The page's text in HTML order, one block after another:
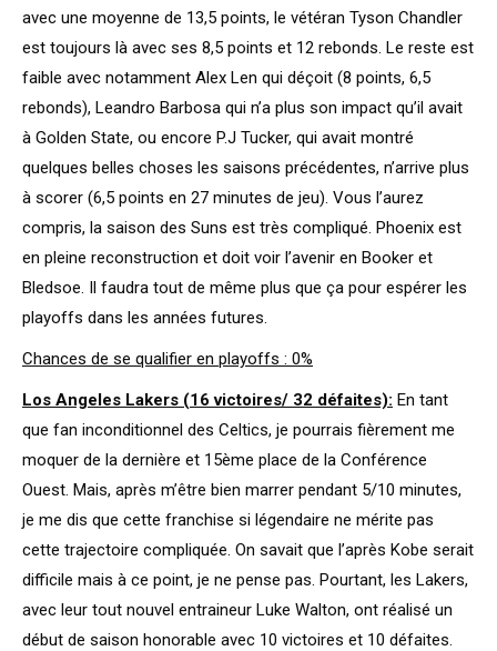
avec une moyenne de 13,5 points, le vétéran Tyson Chandler
est toujours là avec ses 8,5 points et 12 rebonds. Le reste est
faible avec notamment Alex Len qui déçoit (8 points, 6,5
rebonds), Leandro Barbosa qui n’a plus son impact qu’il avait
à Golden State, ou encore P.J Tucker, qui avait montré
quelques belles choses les saisons précédentes, n’arrive plus
à scorer (6,5 points en 27 minutes de jeu). Vous l’aurez
compris, la saison des Suns est très compliqué. Phoenix est
en pleine reconstruction et doit voir l’avenir en Booker et
Bledsoe. Il faudra tout de même plus que ça pour espérer les
playoffs dans les années futures.
Chances de se qualifier en playoffs : 0%
Los Angeles Lakers (16 victoires/ 32 défaites): En tant
que fan inconditionnel des Celtics, je pourrais fièrement me
moquer de la dernière et 15ème place de la Conférence
Ouest. Mais, après m’être bien marrer pendant 5/10 minutes,
je me dis que cette franchise si légendaire ne mérite pas
cette trajectoire compliquée. On savait que l’après Kobe serait
difficile mais à ce point, je ne pense pas. Pourtant, les Lakers,
avec leur tout nouvel entraineur Luke Walton, ont réalisé un
début de saison honorable avec 10 victoires et 10 défaites.